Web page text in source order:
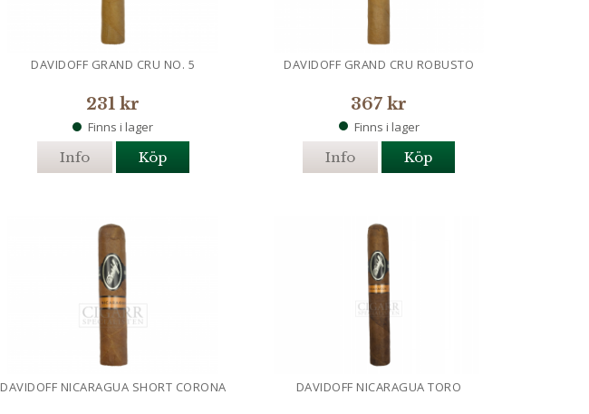
DAVIDOFF GRAND CRU NO. 5
231 kr
Finns i lager
Info Köp
DAVIDOFF GRAND CRU ROBUSTO
367 kr
Finns i lager
Info Köp
DAVIDOFF NICARAGUA SHORT CORONA DAVIDOFF NICARAGUA TORO